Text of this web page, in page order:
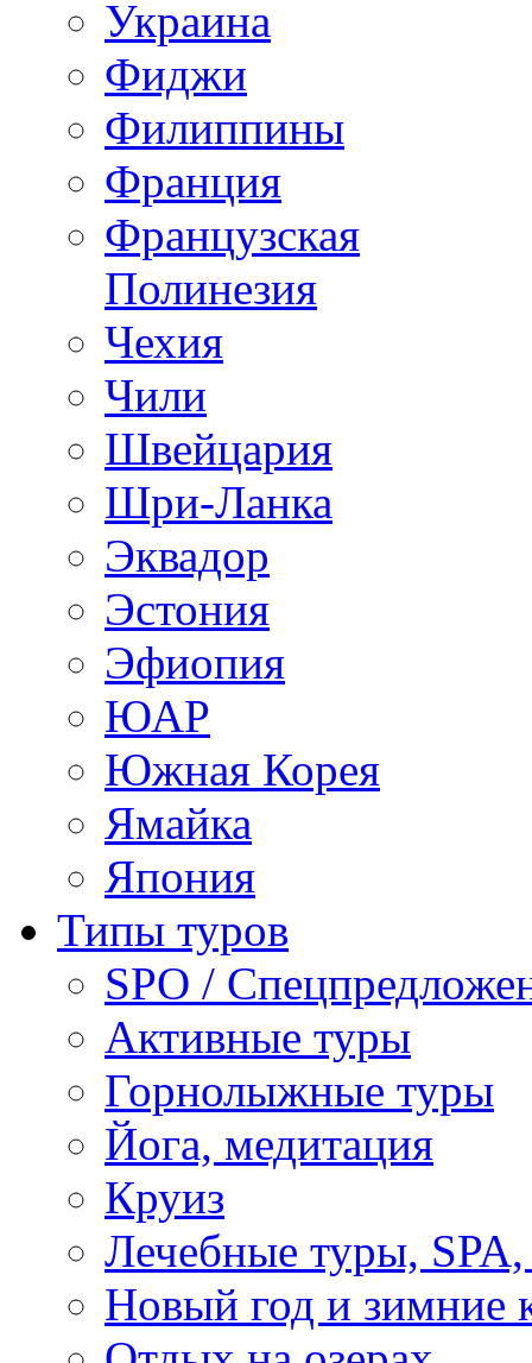
Украина
Фиджи
Филиппины
Франция
Французская
Полинезия
Чехия
Чили
Швейцария
Шри-Ланка
Эквадор
Эстония
Эфиопия
ЮАР
Южная Корея
Ямайка
Япония
Типы туров
SPO /
Активные туры
Горнолыжные туры
Йога, медитация
Круиз
Лечебные туры, SPA,
Новый год и зимние